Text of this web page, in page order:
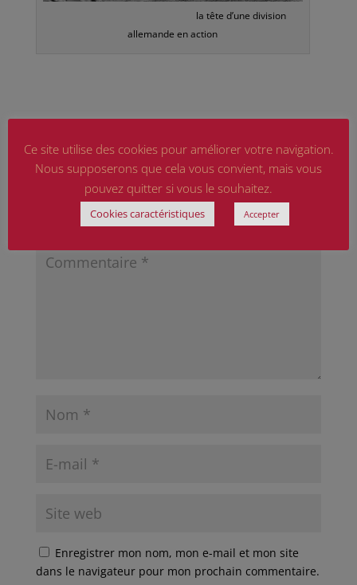
la tête d’une division
allemande en action
Poster le commentaire
Votre adresse e-mail ne sera pas publiée. Les
champs obligatoires sont indiqués avec*
Enregistrer mon nom, mon e-mail et mon site
dans le navigateur pour mon prochain commentaire.
Ce site utilise des cookies pour améliorer votre navigation.
Nous supposerons que cela vous convient, mais vous
pouvez quitter si vous le souhaitez.
Cookies caractéristiques Accepter